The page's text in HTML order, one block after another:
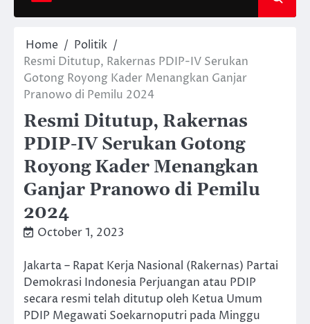
Home
Politik
Resmi Ditutup, Rakernas PDIP-IV Serukan
Gotong Royong Kader Menangkan Ganjar
Pranowo di Pemilu 2024
Resmi Ditutup, Rakernas
PDIP-IV Serukan Gotong
Royong Kader Menangkan
Ganjar Pranowo di Pemilu
2024
October 1, 2023
Jakarta – Rapat Kerja Nasional (Rakernas) Partai
Demokrasi Indonesia Perjuangan atau PDIP
secara resmi telah ditutup oleh Ketua Umum
PDIP Megawati Soekarnoputri pada Minggu